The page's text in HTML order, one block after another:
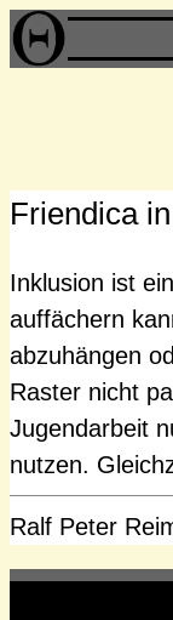
Zum
Inhalt
Friendica
Inklusion ist
auffächern
abzuhängen
Raster nicht
Jugendarbeit
nutzen.
Ralf Peter